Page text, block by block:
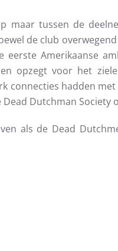
tussen de
de club
Amerikaanse
opzegt voor het
connecties hadden
Dutchman Society
als de Dead